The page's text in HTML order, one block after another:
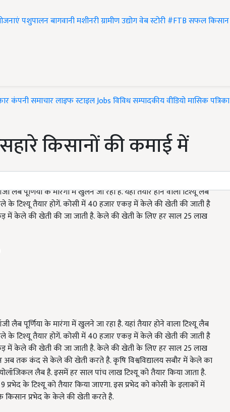
पशुपालनबागवानीमशीनरीग्रामीण उद्योगवेब स्टोरी#FTBसफल किसान
कंपनी समाचारलाइफ स्टाइलJobsविविधसम्पादकीयवीडियोमासिक पत्रिका
किसानों की कमाई में
लैब पूर्णिया के मारंगा में खुलने जा रहा है. यहां तैयार होने वाला टिश्यू लैब
टिश्यू तैयार होगें. कोसी में 40 हजार एकड़ में केले की खेती की जाती है
में केले की खेती की जा जाती है. केले की खेती के लिए हर साल 25 लाख
लैब पूर्णिया के मारंगा में खुलने जा रहा है. यहां तैयार होने वाला टिश्यू लैब
टिश्यू तैयार होगें. कोसी में 40 हजार एकड़ में केले की खेती की जाती है
में केले की खेती की जा जाती है. केले की खेती के लिए हर साल 25 लाख
अब तक कंद से केले की खेती करते है. कृषि विश्वविद्यालय सबौर में केले का
लैब है. इसमें हर साल पांच लाख टिश्यू को तैयार किया जाता है.
प्रभेद के टिश्यू को तैयार किया जाएगा. इस प्रभेद को कोसी के इलाकों में
किसान प्रभेद के केले की खेती करते है.